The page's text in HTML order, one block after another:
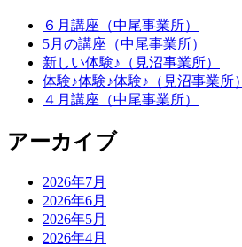
６月講座（中尾事業所）
5月の講座（中尾事業所）
新しい体験♪（見沼事業所）
体験♪体験♪体験♪（見沼事業所）
４月講座（中尾事業所）
アーカイブ
2026年7月
2026年6月
2026年5月
2026年4月